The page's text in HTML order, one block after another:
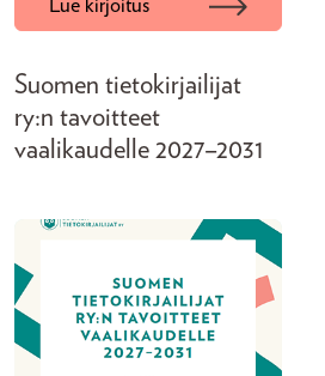
Lue kirjoitus
Suomen tietokirjailijat
ry:n tavoitteet
vaalikaudelle 2027–2031